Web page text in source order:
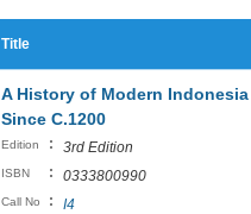
Title
A History of Modern Indonesia
Since C.1200
Edition : 3rd Edition
ISBN : 0333800990
Call No : I4